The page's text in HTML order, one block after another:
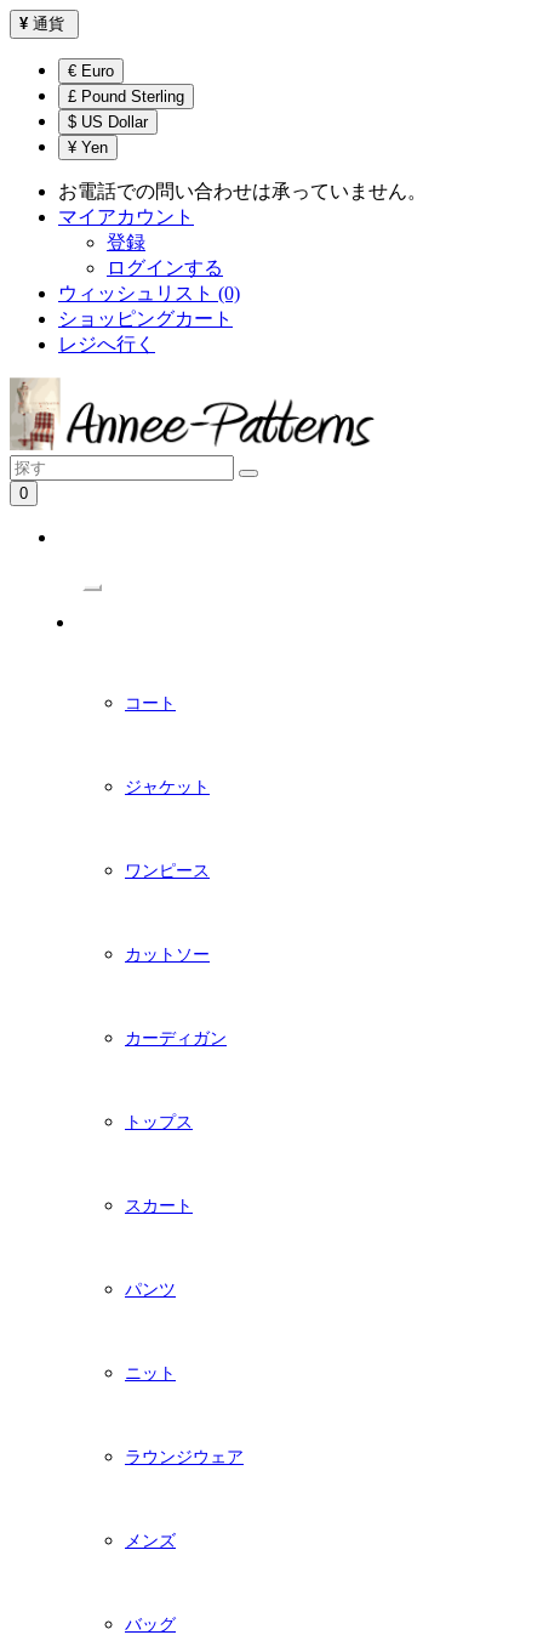
¥ 通貨
€ Euro
£ Pound Sterling
$ US Dollar
¥ Yen
お電話での問い合わせは承っていません。
マイアカウント
登録
ログインする
ウィッシュリスト (0)
ショッピングカート
レジへ行く
0
コート
ジャケット
ワンピース
カットソー
カーディガン
トップス
スカート
パンツ
ニット
ラウンジウェア
メンズ
バッグ